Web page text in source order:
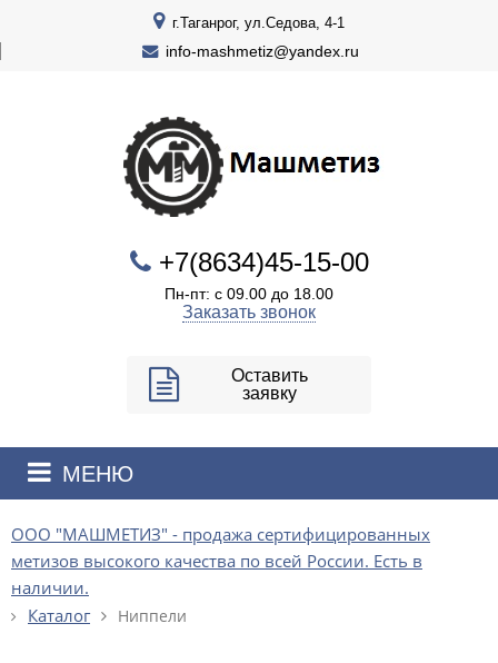
г.Таганрог, ул.Седова, 4-1
info-mashmetiz@yandex.ru
+7(8634)45-15-00
Пн-пт: с 09.00 до 18.00
Заказать звонок
Оставить
заявку
МЕНЮ
ООО "МАШМЕТИЗ" - продажа сертифицированных
метизов высокого качества по всей России. Есть в
наличии.
Каталог
Ниппели